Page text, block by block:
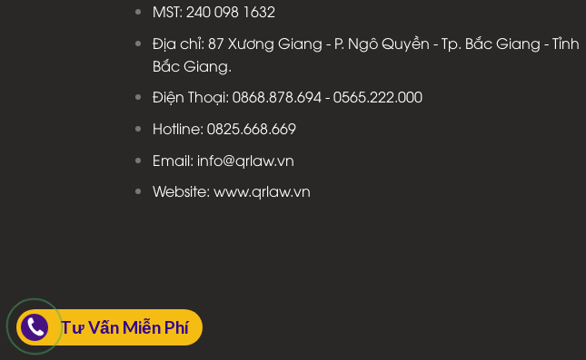
MST: 240 098 1632
Địa chỉ: 87 Xương Giang - P. Ngô Quyền - Tp. Bắc Giang - Tỉnh
Bắc Giang.
Điện Thoại: 0868.878.694 - 0565.222.000
Hotline: 0825.668.669
Email: info@qrlaw.vn
Website: www.qrlaw.vn
Tư Vấn Miễn Phí